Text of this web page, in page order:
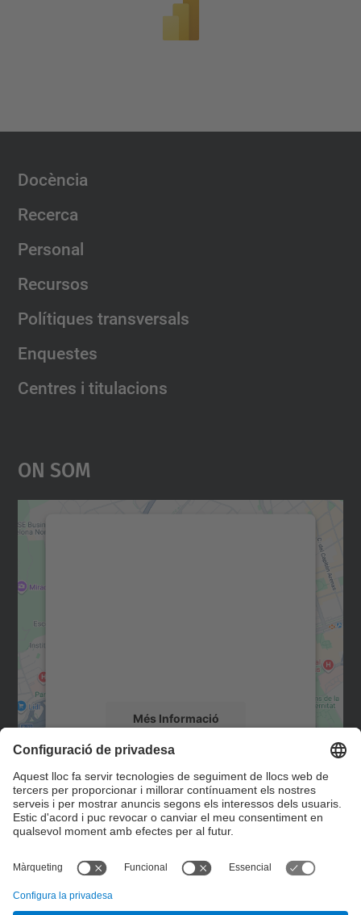
Docència
Recerca
Personal
Recursos
Polítiques transversals
Enquestes
Centres i titulacions
On Som
Més Informació
powered byUsercentrics Consent
Management Platform
Contacte
Formulari de contacte